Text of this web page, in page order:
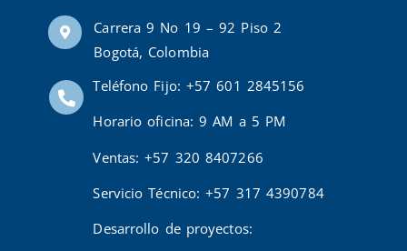
Carrera 9 No 19 – 92 Piso 2
Bogotá, Colombia
Teléfono Fijo: +57 601 2845156
Horario oficina: 9 AM a 5 PM
Ventas: +57 320 8407266
Servicio Técnico: +57 317 4390784
Desarrollo de proyectos: